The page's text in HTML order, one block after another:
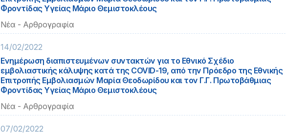
Φροντίδας Υγείας Μάριο Θεμιστοκλέους
Νέα - Αρθρογραφία
14/02/2022
Ενημέρωση διαπιστευμένων συντακτών για το Εθνικό Σχέδιο
εμβολιαστικής κάλυψης κατά της COVID-19, από την Πρόεδρο της Εθνικής
Επιτροπής Εμβολιασμών Μαρία Θεοδωρίδου και τον Γ.Γ. Πρωτοβάθμιας
Φροντίδας Υγείας Μάριο Θεμιστοκλέους
Νέα - Αρθρογραφία
07/02/2022